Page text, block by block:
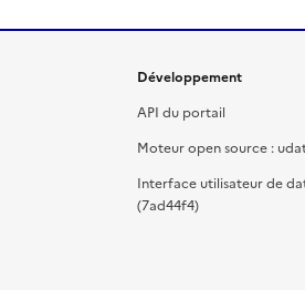
Développement
API du portail
Moteur open source :
Interface utilisateur de
(7ad44f4)